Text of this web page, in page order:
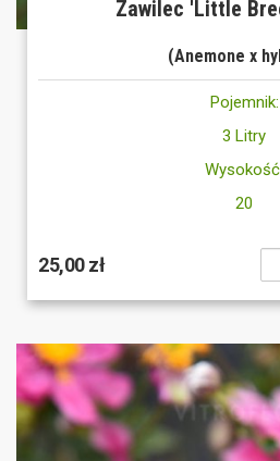
Zawilec 'Little
(Anemone x
Pojemnik:
3 Litry
20
25,00 zł